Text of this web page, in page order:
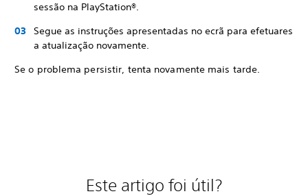
sessão na PlayStation®.
Segue as instruções apresentadas no ecrã para efetuares
a atualização novamente.
Se o problema persistir, tenta novamente mais tarde.
Este artigo foi útil?